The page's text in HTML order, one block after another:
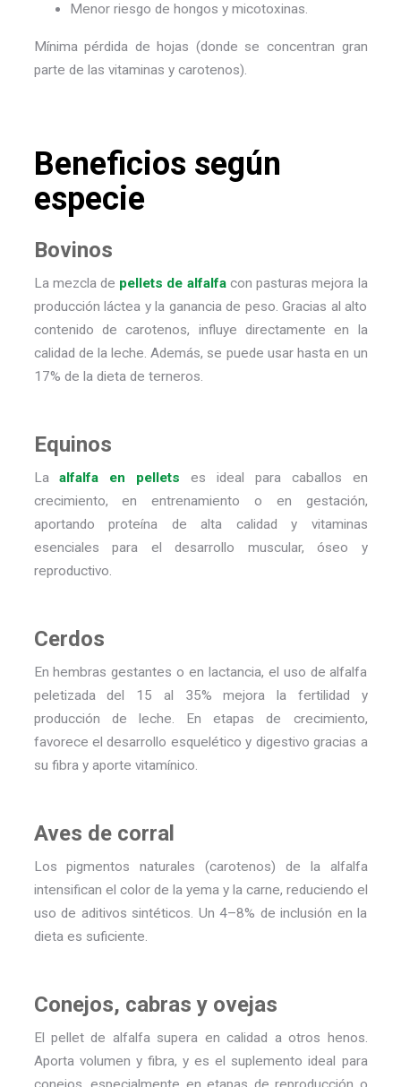
Menor riesgo de hongos y micotoxinas.
Mínima pérdida de hojas (donde se concentran gran
parte de las vitaminas y carotenos).
Beneficios según
especie
Bovinos
La mezcla de pellets de alfalfa con pasturas mejora la
producción láctea y la ganancia de peso. Gracias al alto
contenido de carotenos, influye directamente en la
calidad de la leche. Además, se puede usar hasta en un
17% de la dieta de terneros.
Equinos
Laalfalfa en pellets es ideal para caballos en
crecimiento, en entrenamiento o en gestación,
aportando proteína de alta calidad y vitaminas
esenciales para el desarrollo muscular, óseo y
reproductivo.
Cerdos
En hembras gestantes o en lactancia, el uso de alfalfa
peletizada del 15 al 35% mejora la fertilidad y
producción de leche. En etapas de crecimiento,
favorece el desarrollo esquelético y digestivo gracias a
su fibra y aporte vitamínico.
Aves de corral
Los pigmentos naturales (carotenos) de la alfalfa
intensifican el color de la yema y la carne, reduciendo el
uso de aditivos sintéticos. Un 4–8% de inclusión en la
dieta es suficiente.
Conejos, cabras y ovejas
El pellet de alfalfa supera en calidad a otros henos.
Aporta volumen y fibra, y es el suplemento ideal para